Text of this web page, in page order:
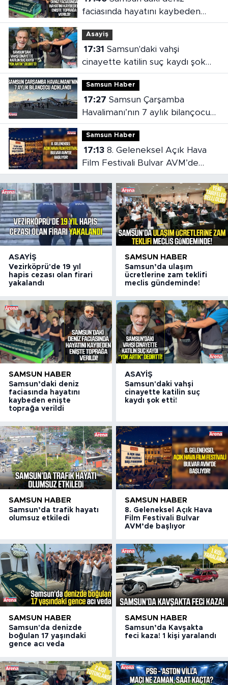
faciasında hayatını kaybeden
enişte toprağa verildi
Asayiş
17:31
cinayette katilin suç kaydı şok
etti!
Samsun Haber
17:27
Havalimanı’nın 7 aylık bilançocu
açıklandı
Samsun Haber
17:138. Geleneksel Açık Hava
Film Festivali Bulvar AVM’de
başlıyor
ASAYIŞ
Vezirköprü'de 19 yıl
hapis cezası olan firari
yakalandı
SAMSUN HABER
Samsun’da ulaşım
ücretlerine zam teklifi
meclis gündeminde!
SAMSUN HABER
Samsun’daki deniz
faciasında hayatını
kaybeden enişte
toprağa verildi
ASAYIŞ
Samsun'daki vahşi
cinayette katilin suç
kaydı şok etti!
SAMSUN HABER
Samsun’da trafik hayatı
olumsuz etkiledi
SAMSUN HABER
8. Geleneksel Açık Hava
Film Festivali Bulvar
AVM’de başlıyor
SAMSUN HABER
Samsun'da denizde
boğulan 17 yaşındaki
gence acı veda
SAMSUN HABER
Samsun’da Kavşakta
feci kaza! 1 kişi yaralandı